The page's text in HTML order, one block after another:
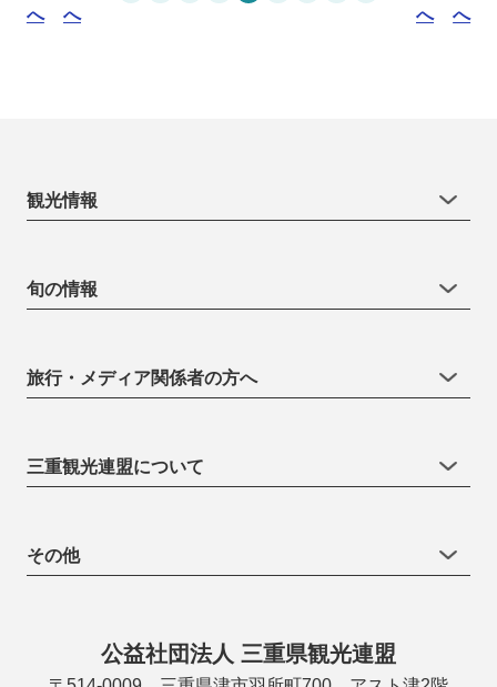
へ
へ
へ
へ
観光情報
旬の情報
旅行・メディア関係者の方へ
三重観光連盟について
その他
公益社団法人 三重県観光連盟